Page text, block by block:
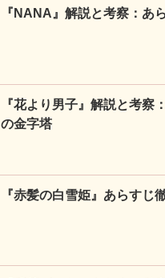
『NANA』解説と考察：あ
『花より男子』解説と考察
の金字塔
『赤髪の白雪姫』あらすじ